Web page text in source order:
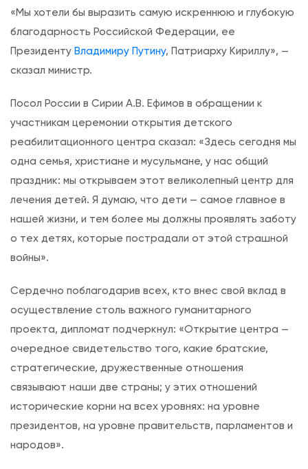
«Мы хотели бы выразить самую искреннюю и глубокую
благодарность Российской Федерации, ее
Президенту Владимиру Путину, Патриарху Кириллу», —
сказал министр.
Посол России в Сирии А.В. Ефимов в обращении к
участникам церемонии открытия детского
реабилитационного центра сказал: «Здесь сегодня мы
одна семья, христиане и мусульмане, у нас общий
праздник: мы открываем этот великолепный центр для
лечения детей. Я думаю, что дети — самое главное в
нашей жизни, и тем более мы должны проявлять заботу
о тех детях, которые пострадали от этой страшной
войны».
Сердечно поблагодарив всех, кто внес свой вклад в
осуществление столь важного гуманитарного
проекта, дипломат подчеркнул: «Открытие центра —
очередное свидетельство того, какие братские,
стратегические, дружественные отношения
связывают наши две страны; у этих отношений
исторические корни на всех уровнях: на уровне
президентов, на уровне правительств, парламентов и
народов».